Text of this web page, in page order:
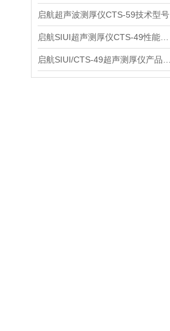
启航超声波测厚仪CTS-59技术型号